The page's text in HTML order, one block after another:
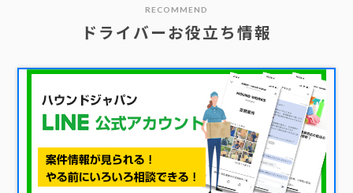
RECOMMEND
ドライバーお役立ち情報